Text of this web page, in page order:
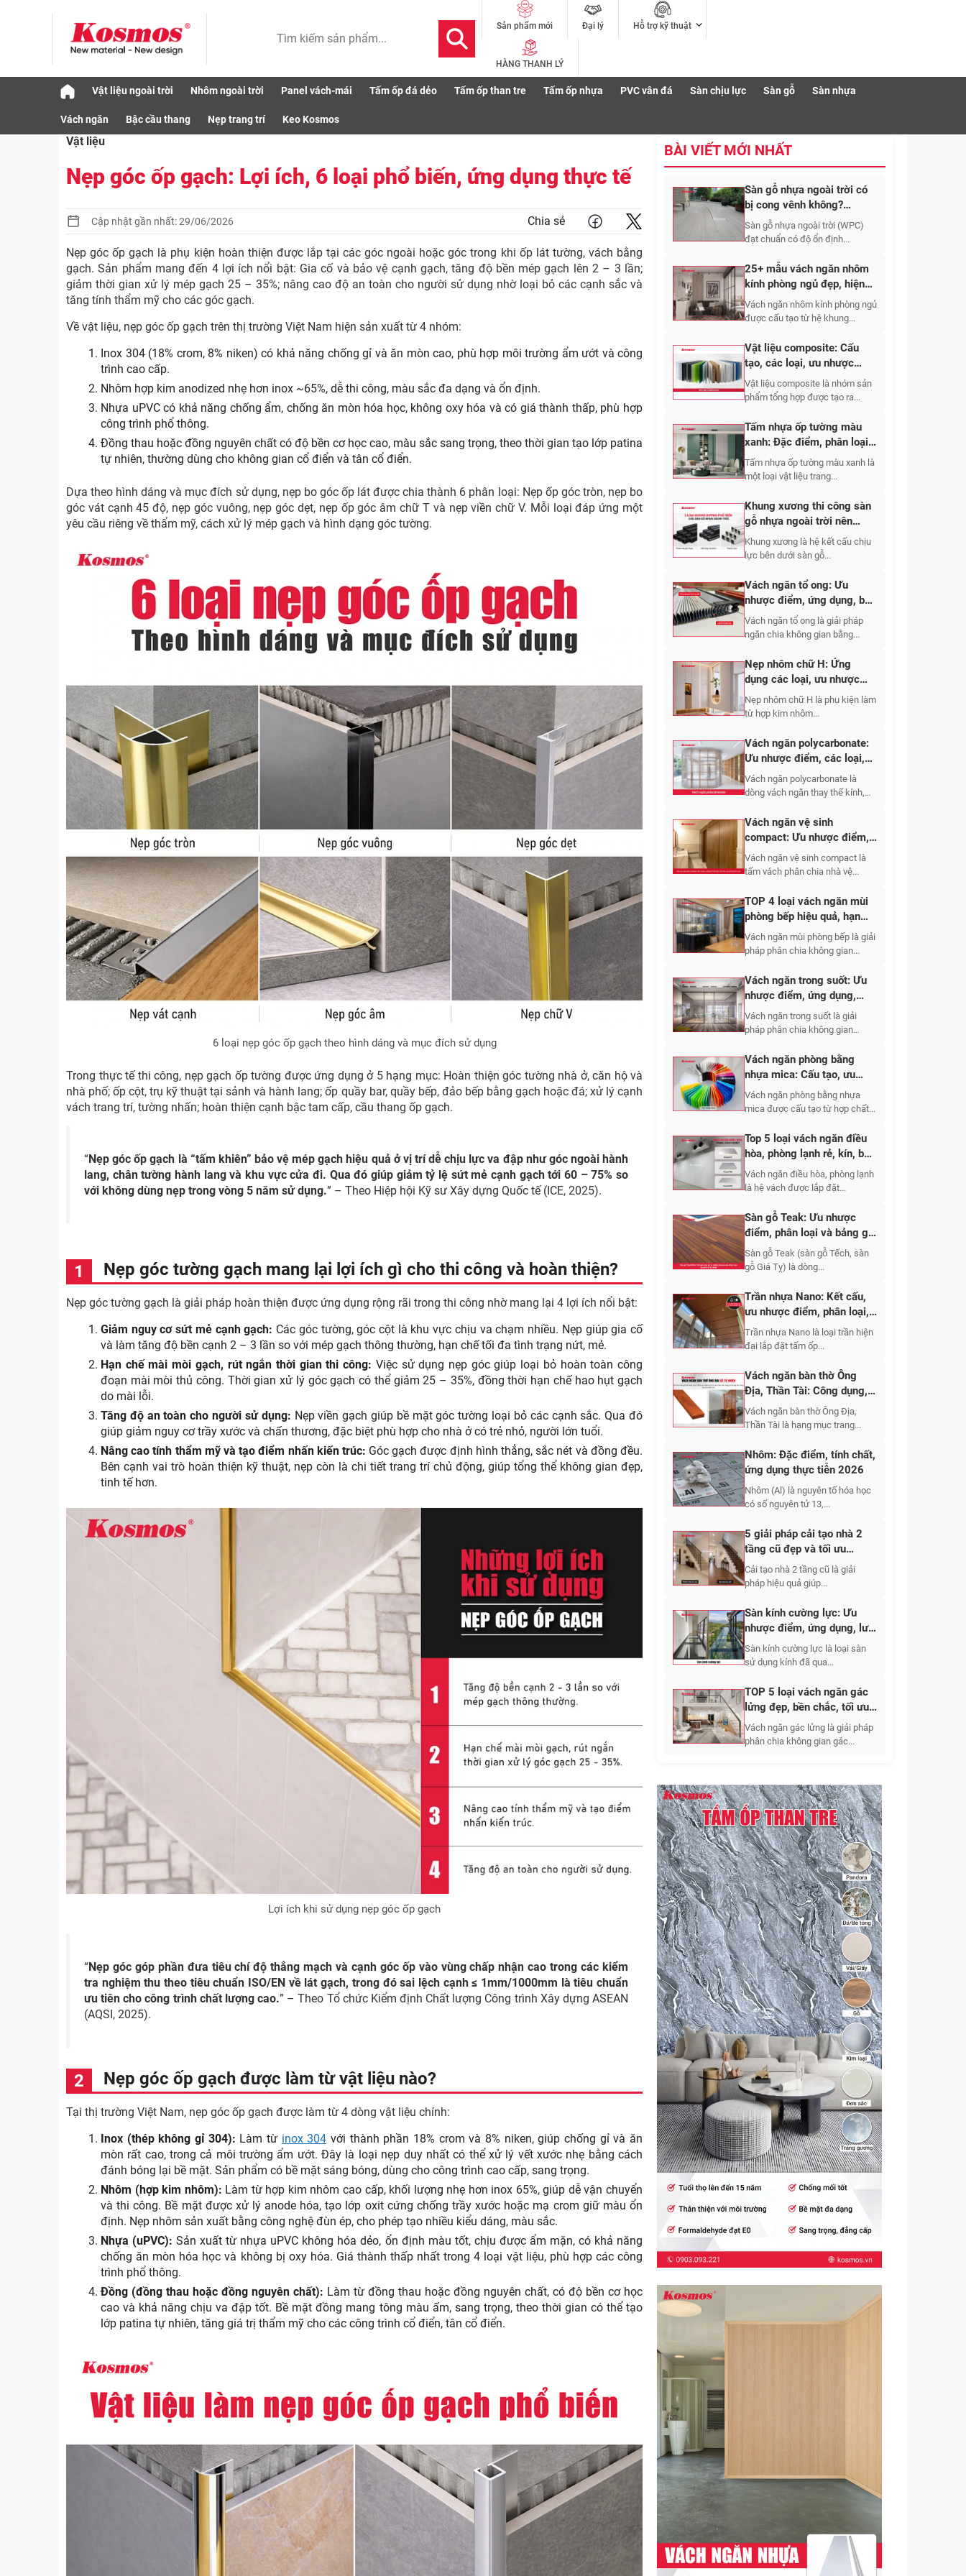
Sản phẩm mới Đại lý Hỗ trợ kỹ thuật
HÀNG THANH LÝ
Vật liệu ngoài trời Nhôm ngoài trời Panel vách-mái Tấm ốp đá dẻo Tấm ốp than tre Tấm ốp nhựa PVC vân đá Sàn chịu lực Sàn gỗ Sàn nhựa
Vách ngăn Bậc cầu thang Nẹp trang trí Keo Kosmos
Vật liệu
Nẹp góc ốp gạch: Lợi ích, 6 loại phổ biến, ứng dụng thực tế
Cập nhật gần nhất: 29/06/2026 Chia sẻ
Nẹp góc ốp gạch là phụ kiện hoàn thiện được lắp tại các góc ngoài hoặc góc trong khi ốp lát tường, vách bằng
gạch. Sản phẩm mang đến 4 lợi ích nổi bật: Gia cố và bảo vệ cạnh gạch, tăng độ bền mép gạch lên 2 – 3 lần;
giảm thời gian xử lý mép gạch 25 – 35%; nâng cao độ an toàn cho người sử dụng nhờ loại bỏ các cạnh sắc và
tăng tính thẩm mỹ cho các góc gạch.
Về vật liệu, nẹp góc ốp gạch trên thị trường Việt Nam hiện sản xuất từ 4 nhóm:
Inox 304 (18% crom, 8% niken) có khả năng chống gỉ và ăn mòn cao, phù hợp môi trường ẩm ướt và công
trình cao cấp.
Nhôm hợp kim anodized nhẹ hơn inox ~65%, dễ thi công, màu sắc đa dạng và ổn định.
Nhựa uPVC có khả năng chống ẩm, chống ăn mòn hóa học, không oxy hóa và có giá thành thấp, phù hợp
công trình phổ thông.
Đồng thau hoặc đồng nguyên chất có độ bền cơ học cao, màu sắc sang trọng, theo thời gian tạo lớp patina
tự nhiên, thường dùng cho không gian cổ điển và tân cổ điển.
Dựa theo hình dáng và mục đích sử dụng, nẹp bo góc ốp lát được chia thành 6 phân loại: Nẹp ốp góc tròn, nẹp bo
góc vát cạnh 45 độ, nẹp góc vuông, nẹp góc dẹt, nẹp ốp góc âm chữ T và nẹp viền chữ V. Mỗi loại đáp ứng một
yêu cầu riêng về thẩm mỹ, cách xử lý mép gạch và hình dạng góc tường.
6 loại nẹp góc ốp gạch theo hình dáng và mục đích sử dụng
Trong thực tế thi công, nẹp gạch ốp tường được ứng dụng ở 5 hạng mục: Hoàn thiện góc tường nhà ở, căn hộ và
nhà phố; ốp cột, trụ kỹ thuật tại sảnh và hành lang; ốp quầy bar, quầy bếp, đảo bếp bằng gạch hoặc đá; xử lý cạnh
vách trang trí, tường nhấn; hoàn thiện cạnh bậc tam cấp, cầu thang ốp gạch.
“Nẹp góc ốp gạch là “tấm khiên” bảo vệ mép gạch hiệu quả ở vị trí dễ chịu lực va đập như góc ngoài hành
lang, chân tường hành lang và khu vực cửa đi. Qua đó giúp giảm tỷ lệ sứt mẻ cạnh gạch tới 60 – 75% so
với không dùng nẹp trong vòng 5 năm sử dụng.” – Theo Hiệp hội Kỹ sư Xây dựng Quốc tế (ICE, 2025).
Nẹp góc tường gạch mang lại lợi ích gì cho thi công và hoàn thiện?
Nẹp góc tường gạch là giải pháp hoàn thiện được ứng dụng rộng rãi trong thi công nhờ mang lại 4 lợi ích nổi bật:
Giảm nguy cơ sứt mẻ cạnh gạch: Các góc tường, góc cột là khu vực chịu va chạm nhiều. Nẹp giúp gia cố
và làm tăng độ bền cạnh 2 – 3 lần so với mép gạch thông thường, hạn chế tối đa tình trạng nứt, mẻ.
Hạn chế mài mòi gạch, rút ngắn thời gian thi công: Việc sử dụng nẹp góc giúp loại bỏ hoàn toàn công
đoạn mài mòi thủ công. Thời gian xử lý góc gạch có thể giảm 25 – 35%, đồng thời hạn chế hao hụt gạch
do mài lỗi.
Tăng độ an toàn cho người sử dụng: Nẹp viền gạch giúp bề mặt góc tường loại bỏ các cạnh sắc. Qua đó
giúp giảm nguy cơ trầy xước và chấn thương, đặc biệt phù hợp cho nhà ở có trẻ nhỏ, người lớn tuổi.
Nâng cao tính thẩm mỹ và tạo điểm nhấn kiến trúc: Góc gạch được định hình thẳng, sắc nét và đồng đều.
Bên cạnh vai trò hoàn thiện kỹ thuật, nẹp còn là chi tiết trang trí chủ động, giúp tổng thể không gian đẹp,
tinh tế hơn.
Lợi ích khi sử dụng nẹp góc ốp gạch
“Nẹp góc góp phần đưa tiêu chí độ thẳng mạch và cạnh góc ốp vào vùng chấp nhận cao trong các kiểm
tra nghiệm thu theo tiêu chuẩn ISO/EN về lát gạch, trong đó sai lệch cạnh ≤ 1mm/1000mm là tiêu chuẩn
ưu tiên cho công trình chất lượng cao.” – Theo Tổ chức Kiểm định Chất lượng Công trình Xây dựng ASEAN
(AQSI, 2025).
Nẹp góc ốp gạch được làm từ vật liệu nào?
Tại thị trường Việt Nam, nẹp góc ốp gạch được làm từ 4 dòng vật liệu chính:
Inox (thép không gỉ 304): Làm từ inox 304 với thành phần 18% crom và 8% niken, giúp chống gỉ và ăn
mòn rất cao, trong cả môi trường ẩm ướt. Đây là loại nẹp duy nhất có thể xử lý vết xước nhẹ bằng cách
đánh bóng lại bề mặt. Sản phẩm có bề mặt sáng bóng, dùng cho công trình cao cấp, sang trọng.
Nhôm (hợp kim nhôm): Làm từ hợp kim nhôm cao cấp, khối lượng nhẹ hơn inox 65%, giúp dễ vận chuyển
và thi công. Bề mặt được xử lý anode hóa, tạo lớp oxit cứng chống trầy xước hoặc mạ crom giữ màu ổn
định. Nẹp nhôm sản xuất bằng công nghệ đùn ép, cho phép tạo nhiều kiểu dáng, màu sắc.
Nhựa (uPVC): Sản xuất từ nhựa uPVC không hóa dẻo, ổn định màu tốt, chịu được ẩm mặn, có khả năng
chống ăn mòn hóa học và không bị oxy hóa. Giá thành thấp nhất trong 4 loại vật liệu, phù hợp các công
trình phổ thông.
Đồng (đồng thau hoặc đồng nguyên chất): Làm từ đồng thau hoặc đồng nguyên chất, có độ bền cơ học
cao và khả năng chịu va đập tốt. Bề mặt đồng mang tông màu ấm, sang trọng, theo thời gian có thể tạo
lớp patina tự nhiên, tăng giá trị thẩm mỹ cho các công trình cổ điển, tân cổ điển.
BÀI VIẾT MỚI NHẤT
Sàn gỗ nhựa ngoài trời có
bị cong vênh không?
Nguyên nhân và cách hạn
chế
Sàn gỗ nhựa ngoài trời (WPC)
đạt chuẩn có độ ổn định...
25+ mẫu vách ngăn nhôm
kính phòng ngủ đẹp, hiện
đại và sang trọng
Vách ngăn nhôm kính phòng ngủ
được cấu tạo từ hệ khung...
Vật liệu composite: Cấu
tạo, các loại, ưu nhược
điểm, ứng dụng 2026
Vật liệu composite là nhóm sản
phẩm tổng hợp được tạo ra...
Tấm nhựa ốp tường màu
xanh: Đặc điểm, phân loại,
mẫu đẹp & giá
Tấm nhựa ốp tường màu xanh là
một loại vật liệu trang...
Khung xương thi công sàn
gỗ nhựa ngoài trời nên
chọn vật liệu nào và bố trí
khoảng cách bao nhiêu?
Khung xương là hệ kết cấu chịu
lực bên dưới sàn gỗ...
Vách ngăn tổ ong: Ưu
nhược điểm, ứng dụng, báo
giá chi tiết 2026
Vách ngăn tổ ong là giải pháp
ngăn chia không gian bằng...
Nẹp nhôm chữ H: Ứng
dụng các loại, ưu nhược
điểm, báo giá 2026
Nẹp nhôm chữ H là phụ kiện làm
từ hợp kim nhôm...
Vách ngăn polycarbonate:
Ưu nhược điểm, các loại,
ứng dụng 2026
Vách ngăn polycarbonate là
dòng vách ngăn thay thế kính,
Vách ngăn vệ sinh
compact: Ưu nhược điểm,
báo giá các loại 2026
Vách ngăn vệ sinh compact là
tấm vách phân chia nhà vệ...
TOP 4 loại vách ngăn mùi
phòng bếp hiệu quả, hạn
chế bám bẩn
Vách ngăn mùi phòng bếp là giải
pháp phân chia không gian...
Vách ngăn trong suốt: Ưu
nhược điểm, ứng dụng,
phân loại 2026
Vách ngăn trong suốt là giải
pháp phân chia không gian
Vách ngăn phòng bằng
nhựa mica: Cấu tạo, ưu
nhược điểm, báo giá 2026
Vách ngăn phòng bằng nhựa
mica được cấu tạo từ hợp chất...
Top 5 loại vách ngăn điều
hòa, phòng lạnh rẻ, kín, bền
2026
Vách ngăn điều hòa, phòng lạnh
là hệ vách được lắp đặt...
Sàn gỗ Teak: Ưu nhược
điểm, phân loại và bảng giá
thi công mới nhất?
Sàn gỗ Teak (sàn gỗ Tếch, sàn
gỗ Giá Tỵ) là dòng...
Trần nhựa Nano: Kết cấu,
ưu nhược điểm, phân loại,
cập nhật báo giá 2026
Trần nhựa Nano là loại trần hiện
đại lắp đặt tấm ốp...
Vách ngăn bàn thờ Ông
Địa, Thần Tài: Công dụng,
10+ mẫu đẹp 2026
Vách ngăn bàn thờ Ông Địa,
Thần Tài là hạng mục trang...
Nhôm: Đặc điểm, tính chất,
ứng dụng thực tiễn 2026
Nhôm (Al) là nguyên tố hóa học
có số nguyên tử 13,...
5 giải pháp cải tạo nhà 2
tầng cũ đẹp và tối ưu
không gian sống 2026
Cải tạo nhà 2 tầng cũ là giải
pháp hiệu quả giúp...
Sàn kính cường lực: Ưu
nhược điểm, ứng dụng, lưu
ý khi thi công 2026
Sàn kính cường lực là loại sàn
sử dụng kính đã qua...
TOP 5 loại vách ngăn gác
lửng đẹp, bền chắc, tối ưu
không gian sống
Vách ngăn gác lửng là giải pháp
phân chia không gian gác...